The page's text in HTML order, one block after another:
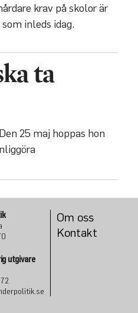
krav på skolor är
inleds idag.
ta
25 maj hoppas hon
utgivare
Om oss
Kontakt